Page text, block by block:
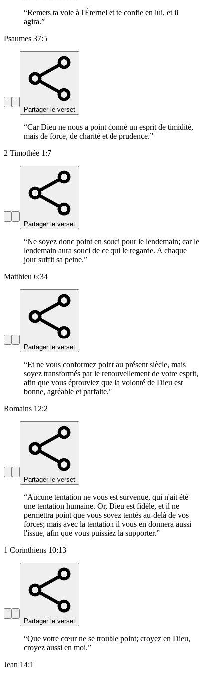
“Remets ta voie à l'Éternel et te confie en lui, et il
agira.”
Psaumes 37:5
Partager le verset
“Car Dieu ne nous a point donné un esprit de timidité,
mais de force, de charité et de prudence.”
2 Timothée 1:7
Partager le verset
“Ne soyez donc point en souci pour le lendemain; car le
lendemain aura souci de ce qui le regarde. A chaque
jour suffit sa peine.”
Matthieu 6:34
Partager le verset
“Et ne vous conformez point au présent siècle, mais
soyez transformés par le renouvellement de votre esprit,
afin que vous éprouviez que la volonté de Dieu est
bonne, agréable et parfaite.”
Romains 12:2
Partager le verset
“Aucune tentation ne vous est survenue, qui n'ait été
une tentation humaine. Or, Dieu est fidèle, et il ne
permettra point que vous soyez tentés au-delà de vos
forces; mais avec la tentation il vous en donnera aussi
l'issue, afin que vous puissiez la supporter.”
1 Corinthiens 10:13
Partager le verset
“Que votre cœur ne se trouble point; croyez en Dieu,
croyez aussi en moi.”
Jean 14:1